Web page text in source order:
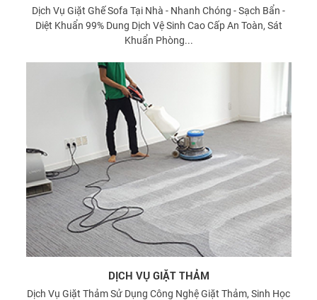
Dịch Vụ Giặt Ghế Sofa Tại Nhà - Nhanh Chóng - Sạch Bẩn -
Diệt Khuẩn 99% Dung Dịch Vệ Sinh Cao Cấp An Toàn, Sát
Khuẩn Phòng...
DỊCH VỤ GIẶT THẢM
Dịch Vụ Giặt Thảm Sử Dụng Công Nghệ Giặt Thảm, Sinh Học